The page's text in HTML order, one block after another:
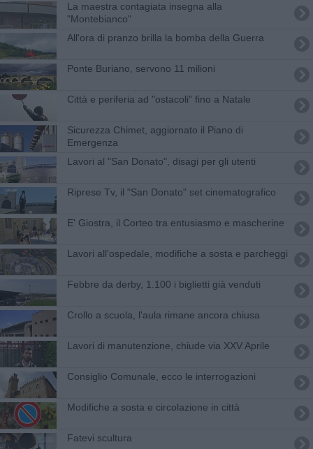
La maestra contagiata insegna alla
"Montebianco"
All'ora di pranzo brilla la bomba della Guerra
​Ponte Buriano, servono 11 milioni
Città e periferia ad "ostacoli" fino a Natale
Sicurezza Chimet, aggiornato il Piano di
Emergenza
Lavori al "San Donato", disagi per gli utenti
Riprese Tv, il "San Donato" set cinematografico
E' Giostra, il Corteo tra entusiasmo e mascherine
Lavori all'ospedale, modifiche a sosta e parcheggi
Febbre da derby, 1.100 i biglietti già venduti
Crollo a scuola, l'aula rimane ancora chiusa
Lavori di manutenzione, chiude via XXV Aprile
Consiglio Comunale, ecco le interrogazioni
Modifiche a sosta e circolazione in città
​Fatevi scultura